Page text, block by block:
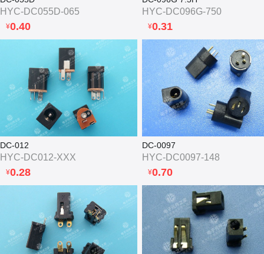
HYC-DC055D-065
¥0.40
HYC-DC096G-750
¥0.31
DC-012
HYC-DC012-XXX
¥0.28
DC-0097
HYC-DC0097-148
¥0.70